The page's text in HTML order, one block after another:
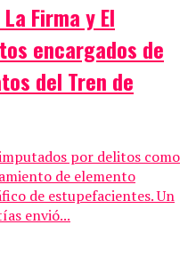
Firma y El
encargados de
del Tren de
por delitos como
de elemento
de estupefacientes. Un
envió...